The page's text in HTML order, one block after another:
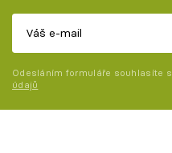
Odesláním formuláře souhlasíte s
údajů